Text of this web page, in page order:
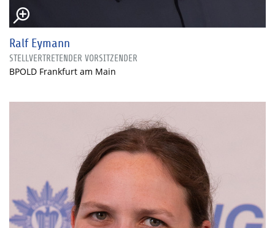
Ralf Eymann
STELLVERTRETENDER VORSITZENDER
BPOLD Frankfurt am Main